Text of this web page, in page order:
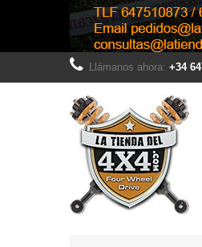
Llámanos ahora: +34